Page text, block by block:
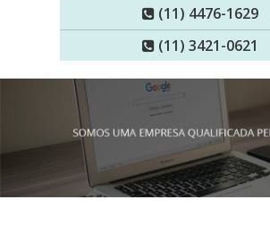
(11) 4476-1629
(11) 3421-0621